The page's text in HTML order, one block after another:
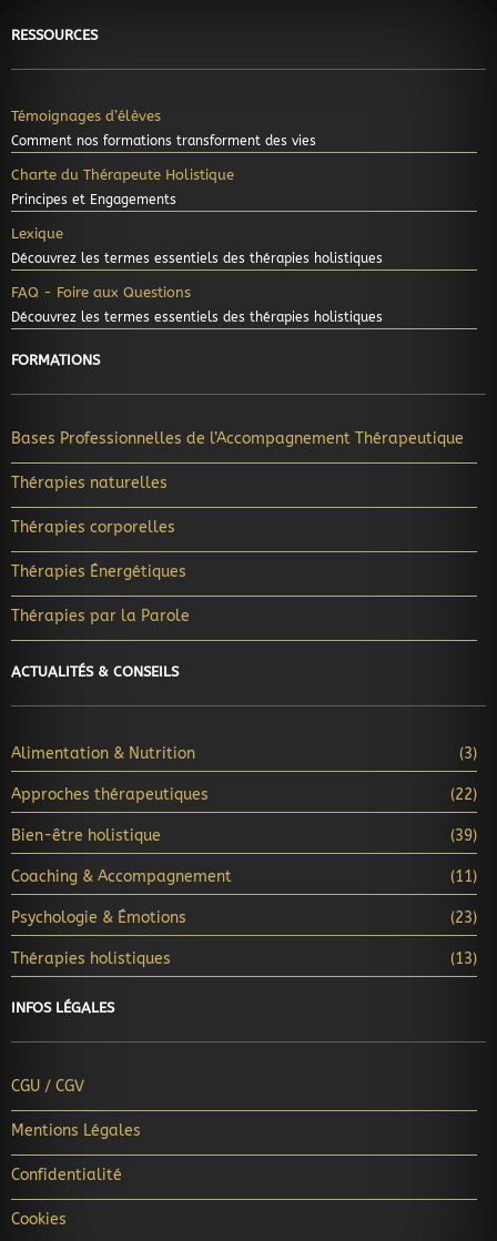
RESSOURCES
Témoignages d’élèves
Comment nos formations transforment des vies
Charte du Thérapeute Holistique
Principes et Engagements
Lexique
Découvrez les termes essentiels des thérapies holistiques
FAQ - Foire aux Questions
Découvrez les termes essentiels des thérapies holistiques
FORMATIONS
Bases Professionnelles de l’Accompagnement Thérapeutique
Thérapies naturelles
Thérapies corporelles
Thérapies Énergétiques
Thérapies par la Parole
ACTUALITÉS & CONSEILS
Alimentation & Nutrition (3)
Approches thérapeutiques (22)
Bien-être holistique (39)
Coaching & Accompagnement (11)
Psychologie & Émotions (23)
Thérapies holistiques (13)
INFOS LÉGALES
CGU / CGV
Mentions Légales
Confidentialité
Cookies